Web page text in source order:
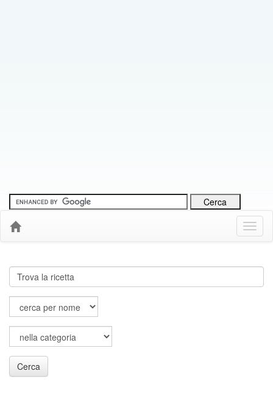
Menu
Down
Cerca
Cerca